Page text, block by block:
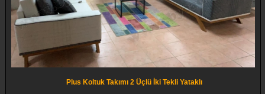
Plus Koltuk Takımı 2 Üçlü İki Tekli Yataklı